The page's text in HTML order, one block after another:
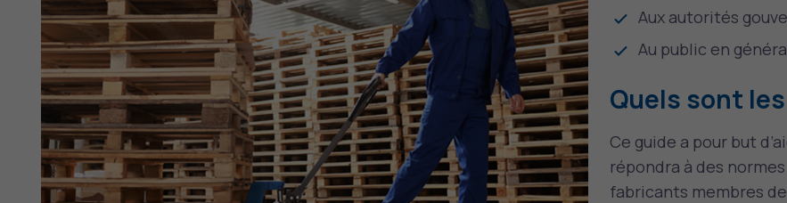
Aux autorités
Au public en
Quels sont
Ce guide a pour but
répondra à des
fabricants membres de